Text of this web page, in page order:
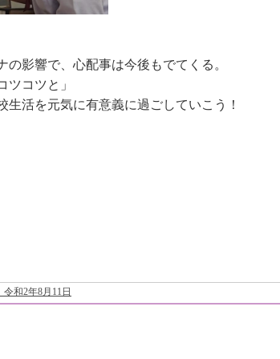
の影響で、心配事は今後もでてくる。
ツコツと」
生活を元気に有意義に過ごしていこう！
和2年8月11日